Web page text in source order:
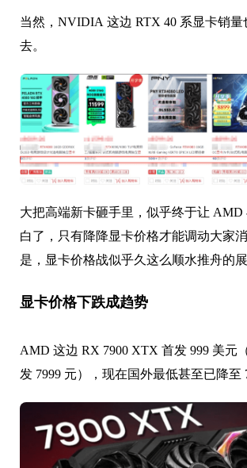
当然，NVIDIA 这边 RTX 40 系显卡销量
去。
大把高端新卡砸手里，似乎终于让
白了，只有降降显卡价格才能调动大家
是， 显卡价格战似乎久这么顺水推舟的
显卡价格下跌成趋势
AMD 这边 RX 7900 XTX 首发 999 美元
发 7999 元），现在国外最低甚至已降至